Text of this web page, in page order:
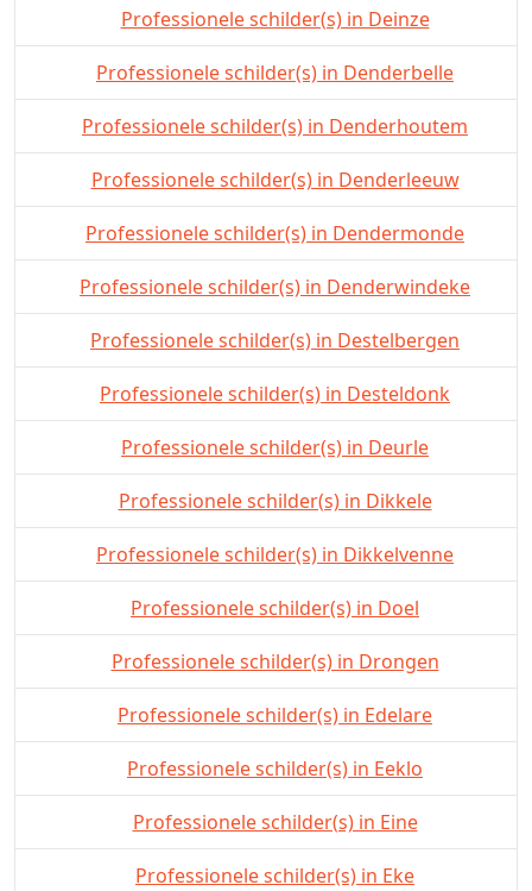
Professionele schilder(s) in Deinze
Professionele schilder(s) in Denderbelle
Professionele schilder(s) in Denderhoutem
Professionele schilder(s) in Denderleeuw
Professionele schilder(s) in Dendermonde
Professionele schilder(s) in Denderwindeke
Professionele schilder(s) in Destelbergen
Professionele schilder(s) in Desteldonk
Professionele schilder(s) in Deurle
Professionele schilder(s) in Dikkele
Professionele schilder(s) in Dikkelvenne
Professionele schilder(s) in Doel
Professionele schilder(s) in Drongen
Professionele schilder(s) in Edelare
Professionele schilder(s) in Eeklo
Professionele schilder(s) in Eine
Professionele schilder(s) in Eke